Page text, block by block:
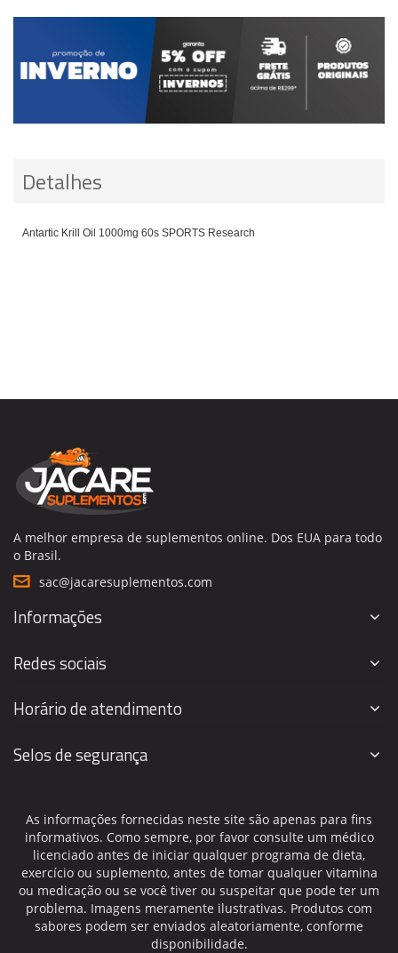
Detalhes
Antartic Krill Oil 1000mg 60s SPORTS Research
A melhor empresa de suplementos online. Dos EUA para todo
o Brasil.
sac@jacaresuplementos.com
Informações
Redes sociais
Horário de atendimento
Selos de segurança
As informações fornecidas neste site são apenas para fins
informativos. Como sempre, por favor consulte um médico
licenciado antes de iniciar qualquer programa de dieta,
exercício ou suplemento, antes de tomar qualquer vitamina
ou medicação ou se você tiver ou suspeitar que pode ter um
problema. Imagens meramente ilustrativas. Produtos com
sabores podem ser enviados aleatoriamente, conforme
disponibilidade.